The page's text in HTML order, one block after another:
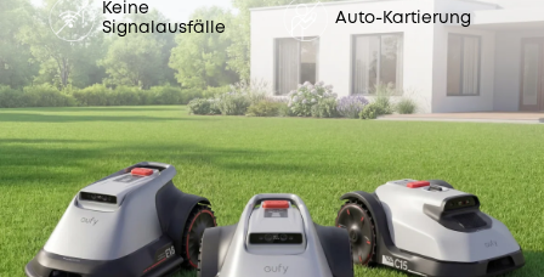
Keine
Signalausfälle
Auto-Kartierung